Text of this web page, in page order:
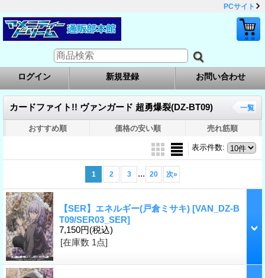
PCサイト
ログイン 新規登録 お問い合わせ
カードファイト!! ヴァンガード 超勇爆裂(DZ-BT09) 一覧
おすすめ順 価格の安い順 売れ筋順
表示件数:
1 2 3 ... 20 次»
【SER】エネルギー(戸倉ミサキ) [VAN_DZ-B
T09/SER03_SER]
7,150円(税込)
[在庫数 1点]